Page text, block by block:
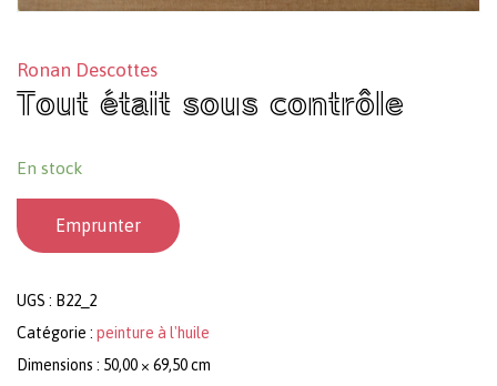
Ronan Descottes
Tout était sous contrôle
En stock
Emprunter
UGS : B22_2
Catégorie : peinture à l'huile
Dimensions : 50,00 × 69,50 cm